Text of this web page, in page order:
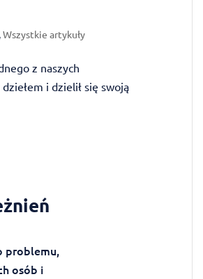
,Wszystkie artykuły
z naszych
i dzielił się swoją
problemu,
osób i